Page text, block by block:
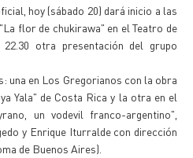
hoy (sábado 20) dará inicio a las
flor de chukirawa" en el Teatro de
otra presentación del grupo
una en Los Gregorianos con la obra
Yala" de Costa Rica y la otra en el
un vodevil franco-argentino",
y Enrique Iturralde con dirección
de Buenos Aires).